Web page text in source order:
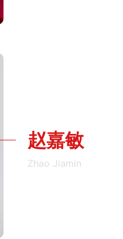
赵嘉敏
Zhao Jiamin